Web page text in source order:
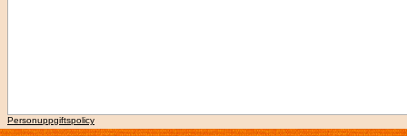
Personuppgiftspolicy